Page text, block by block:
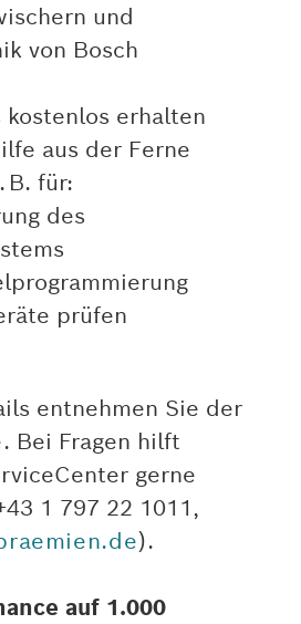
und
von Bosch
kostenlos erhalten
aus der Ferne
B. für:
des
prüfen
entnehmen Sie der
. Bei Fragen hilft
gerne
1 797 22 1011,
).
auf 1.000